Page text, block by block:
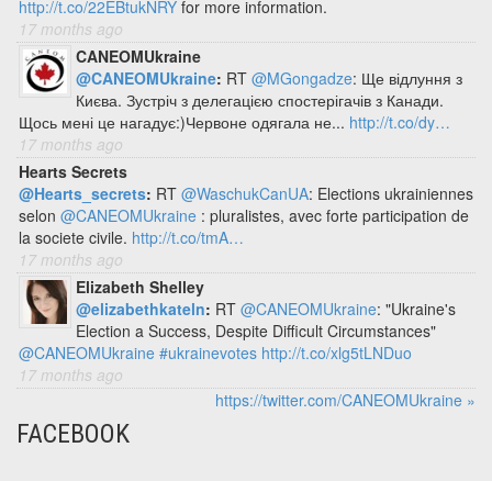
http://t.co/22EBtukNRY for more information.
17 months ago
CANEOMUkraine
@CANEOMUkraine: RT @MGongadze: Ще відлуння з
Києва. Зустріч з делегацією спостерігачів з Канади.
Щось мені це нагадує:)Червоне одягала не... http://t.co/dy…
17 months ago
Hearts Secrets
@Hearts_secrets: RT @WaschukCanUA: Elections ukrainiennes
selon @CANEOMUkraine : pluralistes, avec forte participation de
la societe civile. http://t.co/tmA…
17 months ago
Elizabeth Shelley
@elizabethkateln: RT @CANEOMUkraine: "Ukraine's
Election a Success, Despite Difficult Circumstances"
@CANEOMUkraine #ukrainevotes http://t.co/xlg5tLNDuo
17 months ago
https://twitter.com/CANEOMUkraine »
FACEBOOK